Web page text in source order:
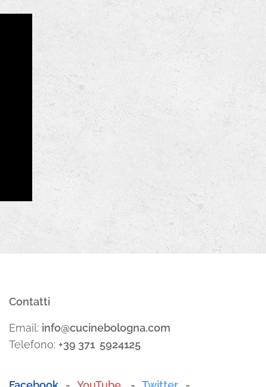
Contatti
Email: info@cucinebologna.com
Telefono: +39 371 5924125